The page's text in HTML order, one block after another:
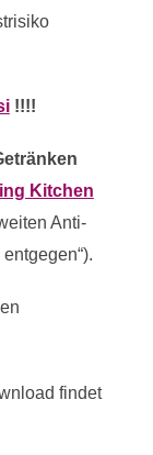
!!!!
Kitchen
Anti-
findet